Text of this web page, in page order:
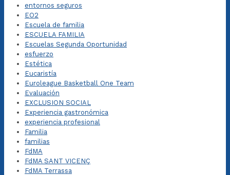
entornos seguros
EO2
Escuela de familia
ESCUELA FAMILIA
Escuelas Segunda Oportunidad
esfuerzo
Estética
Eucaristía
Euroleague Basketball One Team
Evaluación
EXCLUSION SOCIAL
Experiencia gastronómica
experiencia profesional
Familia
familias
FdMA
FdMA SANT VICENÇ
FdMA Terrassa